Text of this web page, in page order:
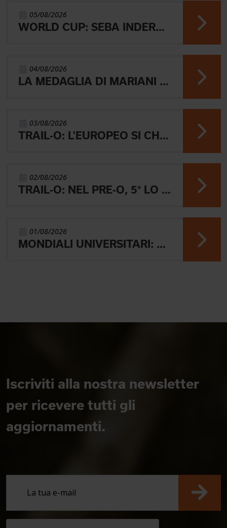
05/08/2026
WORLD CUP: SEBA INDERST ACCEDE ALLA FINALE A
04/08/2026
LA MEDAGLIA DI MARIANI E QUEL RICORDO CHE NON SVANISCE.
03/08/2026
TRAIL-O: L'EUROPEO SI CHIUDE CON L'ARGENTO JUNIOR, IL 4° PARALIMPICO E 5° OPEN
02/08/2026
TRAIL-O: NEL PRE-O, 5° LO JUNIOR LAMBERTINI E AARON GAIO 8°. NEI PARALIMPICI 20° GALVAN
01/08/2026
MONDIALI UNIVERSITARI: MARIANI CHIUDE 4° NELLA MIDDLE
Iscriviti alla nostra newsletter
per ricevere tutti gli
aggiornamenti.